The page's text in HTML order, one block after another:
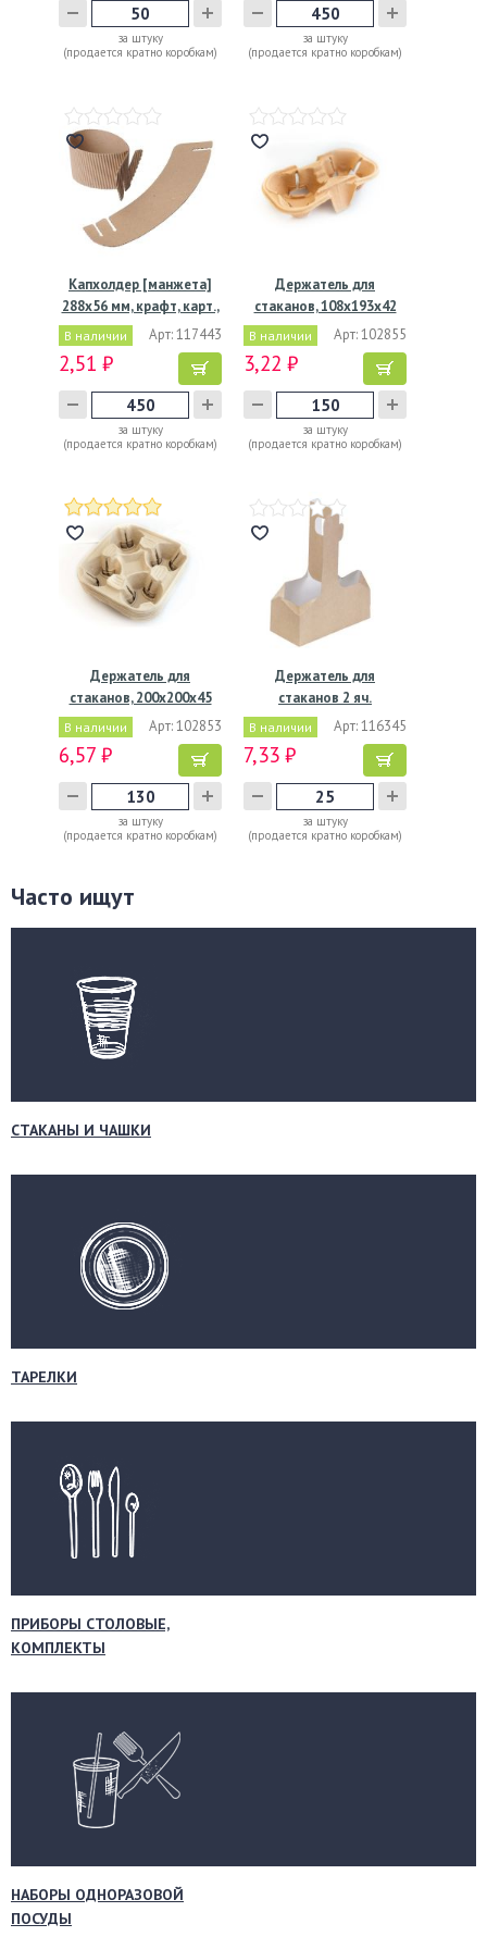
за штуку
(продается кратно коробкам)
за штуку
(продается кратно коробкам)
Капхолдер [манжета]
288х56 мм, крафт, карт.,
В наличии Арт: 117443
2,51 ₽
за штуку
(продается кратно коробкам)
Держатель для
стаканов, 108х193х42
мм, серый
В наличии Арт: 102855
3,22 ₽
за штуку
(продается кратно коробкам)
Держатель для
стаканов, 200х200х45
мм, серый
В наличии Арт: 102853
6,57 ₽
за штуку
(продается кратно коробкам)
Держатель для
стаканов 2 яч.
80х180х70 мм,…
В наличии Арт: 116345
7,33 ₽
за штуку
(продается кратно коробкам)
Часто ищут
СТАКАНЫ И ЧАШКИ
ТАРЕЛКИ
ПРИБОРЫ СТОЛОВЫЕ,
КОМПЛЕКТЫ
НАБОРЫ ОДНОРАЗОВОЙ
ПОСУДЫ